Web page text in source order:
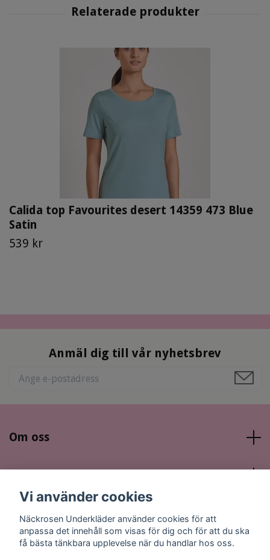
Calida top Favourites desert 14359 473 Blue
Satin
539 kr
Anmäl dig till vår nyhetsbrev
Om oss
Sociala medier
Vi använder cookies
Näckrosen Underkläder använder cookies för att
anpassa det innehåll som visas för dig och för att du ska
få bästa tänkbara upplevelse när du handlar hos oss.